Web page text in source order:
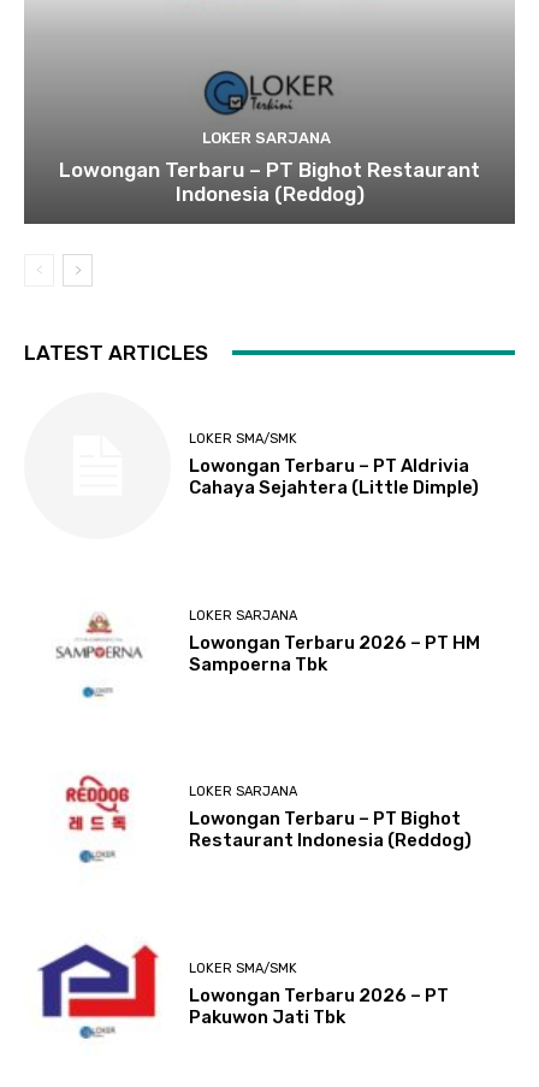
LOKER SARJANA
Lowongan Terbaru – PT Bighot Restaurant
Indonesia (Reddog)
LATEST ARTICLES
LOKER SMA/SMK
Lowongan Terbaru – PT Aldrivia
Cahaya Sejahtera (Little Dimple)
LOKER SARJANA
Lowongan Terbaru 2026 – PT HM
Sampoerna Tbk
LOKER SARJANA
Lowongan Terbaru – PT Bighot
Restaurant Indonesia (Reddog)
LOKER SMA/SMK
Lowongan Terbaru 2026 – PT
Pakuwon Jati Tbk